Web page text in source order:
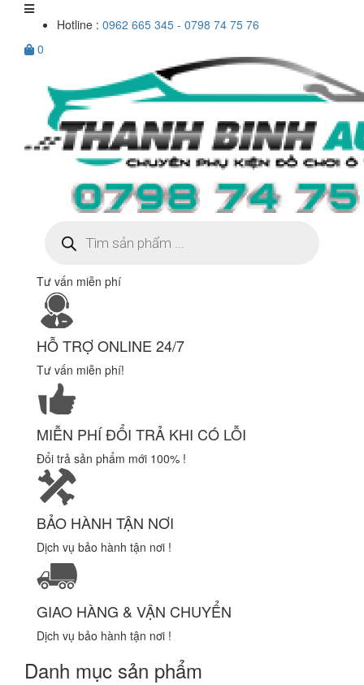
Hotline : 0962 665 345 - 0798 74 75 76
0
kiếm
sản
Tư vấn miễn phí
HỖ TRỢ ONLINE 24/7
Tư vấn miễn phí!
MIỄN PHÍ ĐỔI TRẢ KHI CÓ LỖI
Đổi trả sản phẩm mới 100% !
BẢO HÀNH TẬN NƠI
Dịch vụ bảo hành tận nơi !
GIAO HÀNG & VẬN CHUYỂN
Dịch vụ bảo hành tận nơi !
Danh mục sản phẩm